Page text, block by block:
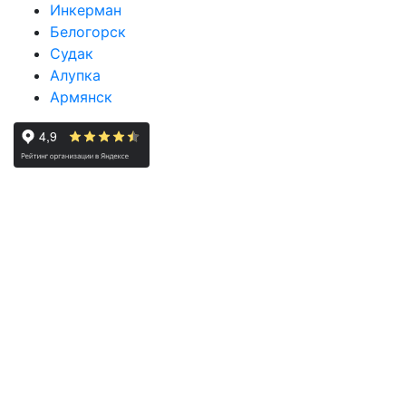
Инкерман
Белогорск
Судак
Алупка
Армянск